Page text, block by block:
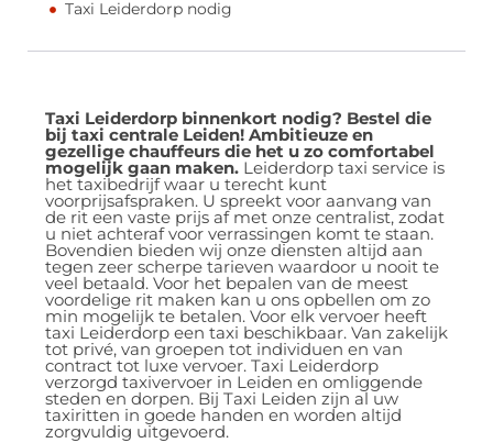
Taxi Leiderdorp nodig
Taxi Leiderdorp binnenkort nodig? Bestel die
bij taxi centrale Leiden! Ambitieuze en
gezellige chauffeurs die het u zo comfortabel
mogelijk gaan maken. Leiderdorp taxi service is
het taxibedrijf waar u terecht kunt
voorprijsafspraken. U spreekt voor aanvang van
de rit een vaste prijs af met onze centralist, zodat
u niet achteraf voor verrassingen komt te staan.
Bovendien bieden wij onze diensten altijd aan
tegen zeer scherpe tarieven waardoor u nooit te
veel betaald. Voor het bepalen van de meest
voordelige rit maken kan u ons opbellen om zo
min mogelijk te betalen. Voor elk vervoer heeft
taxi Leiderdorp een taxi beschikbaar. Van zakelijk
tot privé, van groepen tot individuen en van
contract tot luxe vervoer. Taxi Leiderdorp
verzorgd taxivervoer in Leiden en omliggende
steden en dorpen. Bij Taxi Leiden zijn al uw
taxiritten in goede handen en worden altijd
zorgvuldig uitgevoerd.